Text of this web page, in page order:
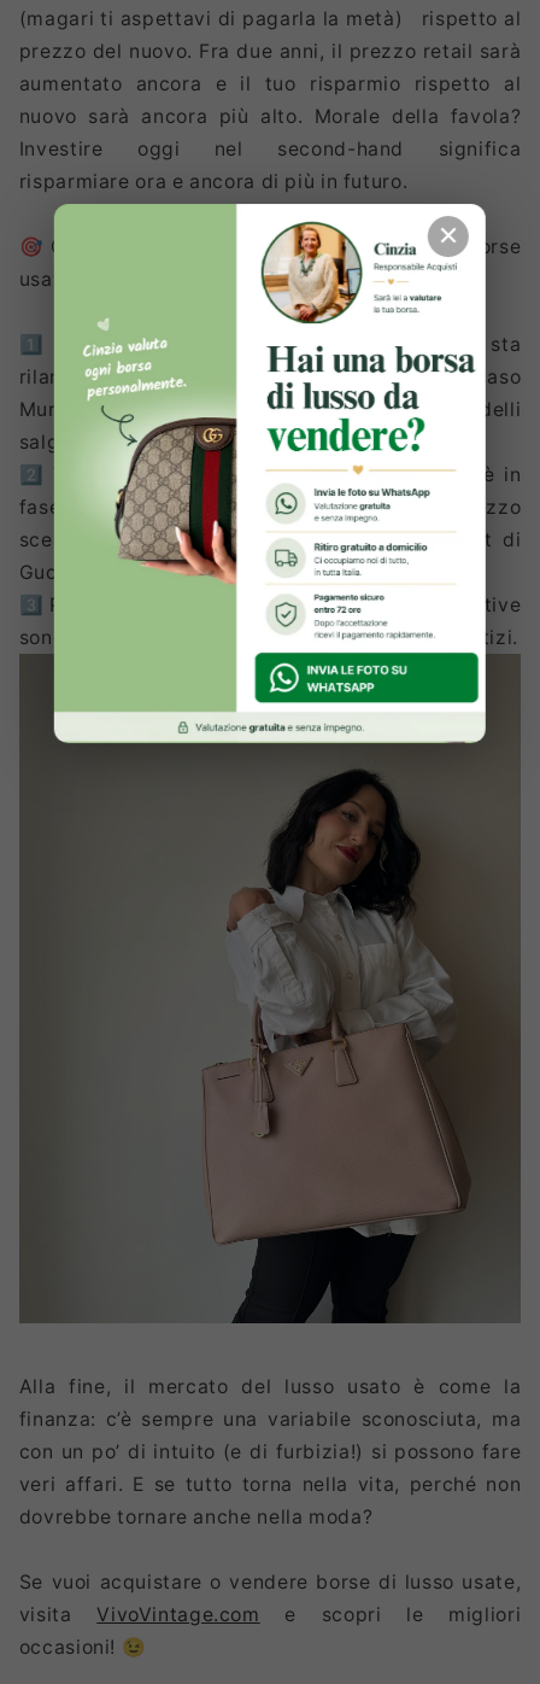
(magari ti aspettavi di pagarla la metà) rispetto al
prezzo del nuovo. Fra due anni, il prezzo retail sarà
aumentato ancora e il tuo risparmio rispetto al
nuovo sarà ancora più alto. Morale della favola?
Investire oggi nel second-hand significa
risparmiare ora e ancora di più in futuro.
🎯 Come fare i migliori affari nel mondo delle borse
usate?
1️⃣ Saper cogliere le tendenze: se un marchio sta
rilanciando una collaborazione (come nel caso
Murakami), è probabile che il valore di certi modelli
salga.
2️⃣ Vendere al momento giusto: se una borsa è in
fase calante, meglio cederla prima che il prezzo
scenda troppo. Se stai pensando alla Marmont di
Gucci o alla Lou Lou di Saint Laurent ti capisco
3️⃣ Puntare sui grandi classici: le borse continuative
sono investimenti a lungo termine, sicuri e redditizi.
Alla fine, il mercato del lusso usato è come la
finanza: c’è sempre una variabile sconosciuta, ma
con un po’ di intuito (e di furbizia!) si possono fare
veri affari. E se tutto torna nella vita, perché non
dovrebbe tornare anche nella moda?
Se vuoi acquistare o vendere borse di lusso usate,
visita VivoVintage.com e scopri le migliori
occasioni! 😉
✕